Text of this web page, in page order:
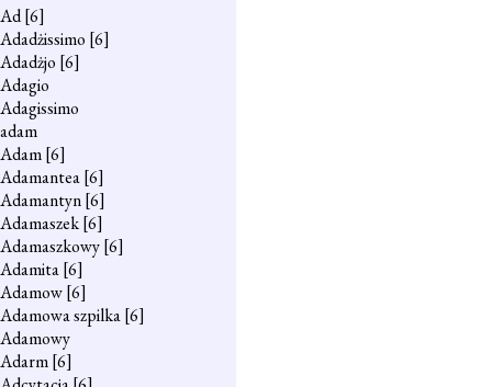
Ad[6]
Adadżissimo [6]
Adadżjo [6]
Adagio
Adagissimo
adam
Adam[6]
Adamantea[6]
Adamantyn[6]
Adamaszek[6]
Adamaszkowy[6]
Adamita[6]
Adamow[6]
Adamowa szpilka[6]
Adamowy
Adarm[6]